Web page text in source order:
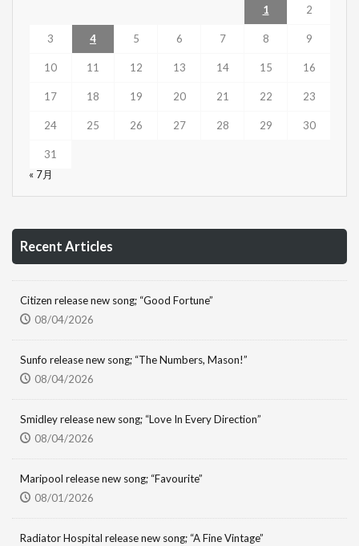
1 2
3 4 5 6 7 8 9
10 11 12 13 14 15 16
17 18 19 20 21 22 23
24 25 26 27 28 29 30
31
« 7月
Recent Articles
Citizen release new song; “Good Fortune”
08/04/2026
Sunfo release new song; “The Numbers, Mason!”
08/04/2026
Smidley release new song; “Love In Every Direction”
08/04/2026
Maripool release new song; “Favourite”
08/01/2026
Radiator Hospital release new song; “A Fine Vintage”